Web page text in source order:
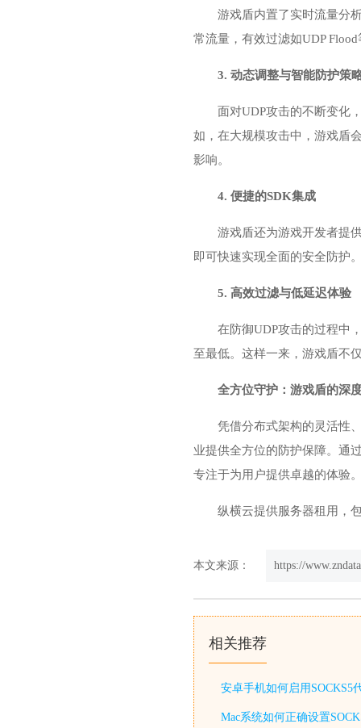
游戏盾内置了实时流量分
常流量，有效过滤如UDP
3. 动态调整与智能防护策
面对UDP攻击的不断变化
如，在大规模攻击中，游戏盾
影响。
4. 便捷的SDK集成
游戏盾还为游戏开发者提
即可快速实现全面的安全防护
5. 高效过滤与低延迟体验
在防御UDP攻击的过程中
至最低。这样一来，游戏盾不
全方位守护：游戏盾的深
凭借分布式架构的灵活性
业提供全方位的防护保障。通
专注于为用户提供卓越的体验
纵横云提供服务器租用，
本文来源： https://
相关推荐
安卓手机如何启用SOCKS5
Mac系统如何正确设置